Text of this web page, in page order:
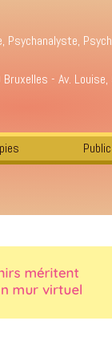
Psychanalyste,
- Av.